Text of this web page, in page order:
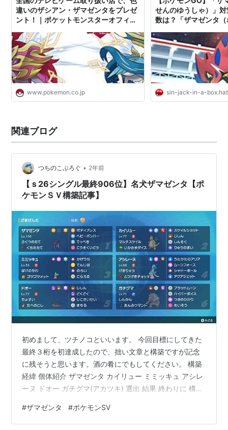
違いのザシアン・ザマゼンタをプレゼ
ント！｜ポケットモンスターオフィシ
www.pokemon.co.jp
せんのゆうしゃ）」
数は？「ザマゼンタ
ンGO!で、なんとな
sin-jack-in-a-
関連ブログ
つちのこぶろぐ • 2年前
【ｓ26シングル最終906位】名犬ザマゼンタ【ポ
ケモンＳＶ構築記事】
初めまして、ツチノコといいます。 今回目標にしてきた
最終３桁を初達成したので、拙い文章と構築ですが記念
に残そうと思います。酒の肴にでもしてください。 構築
経緯 個体紹介 ザマゼンタ カイリュー ミミッキュ アシレ
ーヌ ドオー ガチグマ(アカツキ) 選出 結果 終わりに 構築
神衛生上ストレスすぎたので同速勝負になりにくい伝説
エースを使おうと考え、ザマゼンタに着目した。 Sにそ
#ザマゼンタ #ポケモンSV